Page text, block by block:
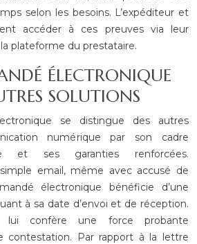
selon les besoins. L’expéditeur et
accéder à ces preuves via leur
plateforme du prestataire.
ÉLECTRONIQUE
SOLUTIONS
se distingue des autres
numérique par son cadre
et ses garanties renforcées.
email, même avec accusé de
électronique bénéficie d’une
à sa date d’envoi et de réception.
lui confère une force probante
contestation. Par rapport à la lettre